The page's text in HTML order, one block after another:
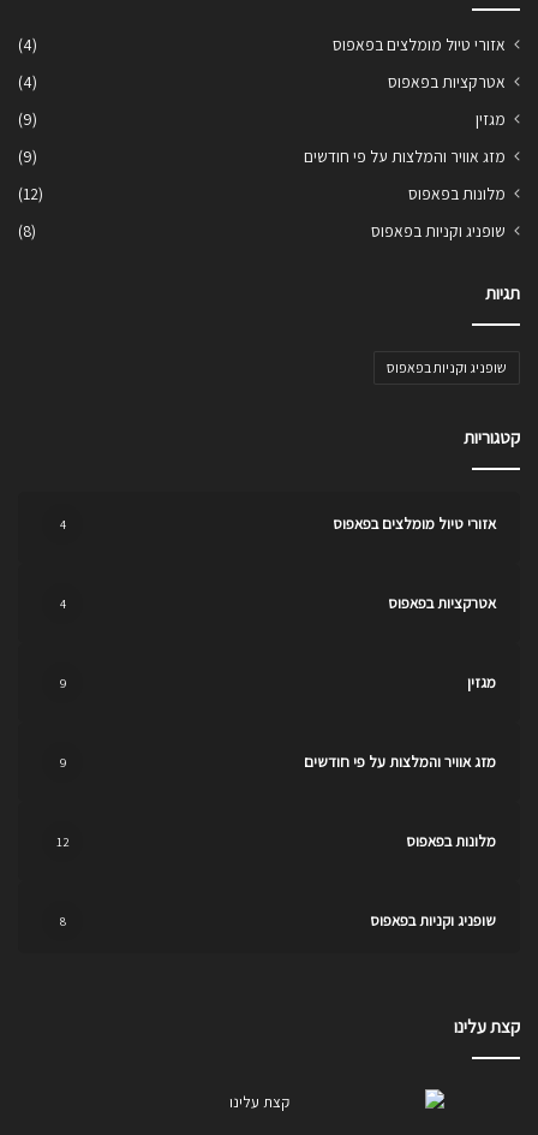
אזורי טיול מומלצים בפאפוס
(4)
אטרקציות בפאפוס
(4)
מגזין
(9)
מזג אוויר והמלצות על פי חודשים
(9)
מלונות בפאפוס
(12)
שופניג וקניות בפאפוס
(8)
תגיות
שופניג וקניות בפאפוס
קטגוריות
אזורי טיול מומלצים בפאפוס 4
אטרקציות בפאפוס 4
מגזין 9
מזג אוויר והמלצות על פי חודשים 9
מלונות בפאפוס 12
שופניג וקניות בפאפוס 8
קצת עלינו